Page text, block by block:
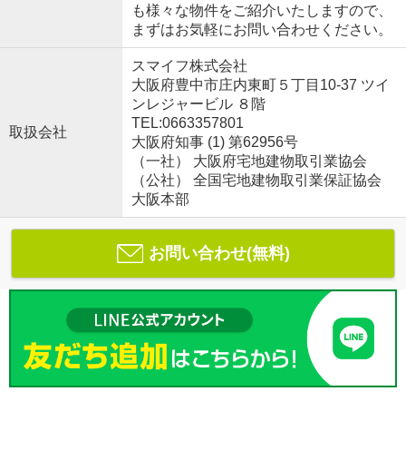
も様々な物件をご紹介いたしますので、
まずはお気軽にお問い合わせください。
取扱会社
スマイフ株式会社
大阪府豊中市庄内東町５丁目10-37 ツイ
ンレジャービル ８階
TEL:0663357801
大阪府知事 (1) 第62956号
（一社） 大阪府宅地建物取引業協会
（公社） 全国宅地建物取引業保証協会
大阪本部
お問い合わせ(無料)